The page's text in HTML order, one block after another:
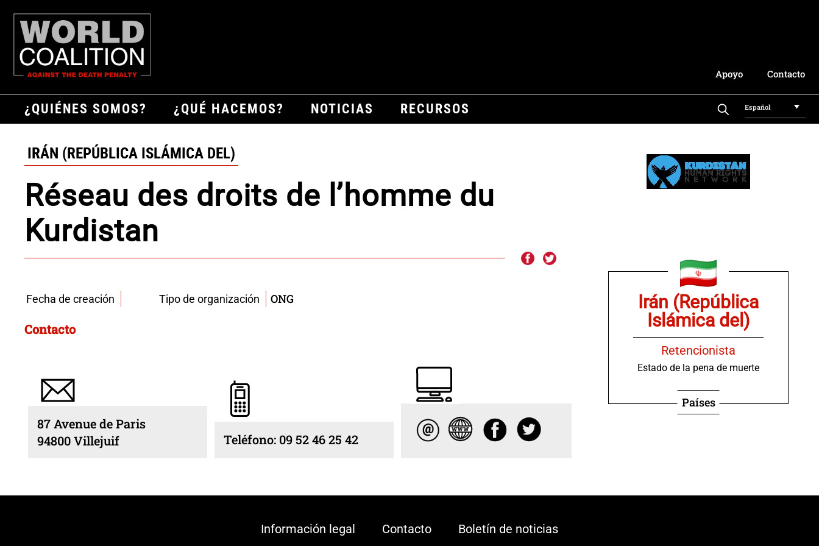
Apoyo Contacto
¿QUIÉNES SOMOS? ¿QUÉ HACEMOS? NOTICIAS RECURSOS Español
IRÁN (REPÚBLICA ISLÁMICA DEL)
Réseau des droits de l’homme du
Kurdistan
Fecha de creación Tipo de organización ONG
Contacto
87 Avenue de Paris
94800 Villejuif
Teléfono: 09 52 46 25 42
Irán (República
Islámica del)
Retencionista
Estado de la pena de muerte
Países
Información legal Contacto Boletín de noticias